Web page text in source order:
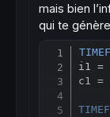
mais bien
qui te
i1 =
c1 =